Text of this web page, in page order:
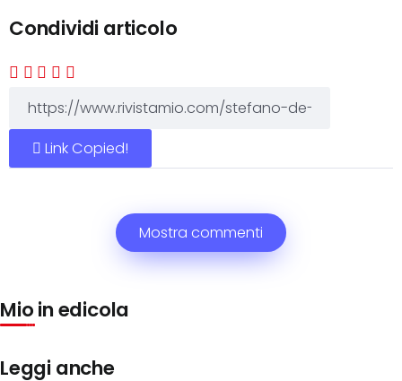
Condividi articolo
Link Copied!
Mostra commenti
Mio in edicola
Leggi anche